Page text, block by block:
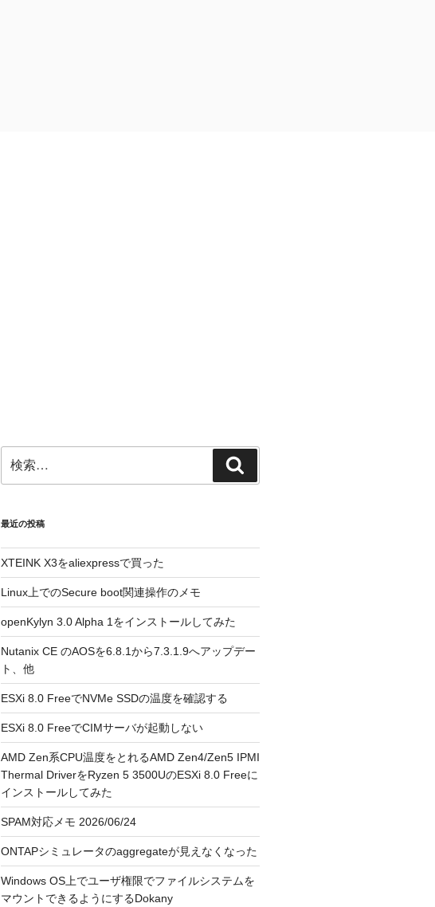
索:
索
最近の投稿
XTEINK X3をaliexpressで買った
Linux上でのSecure boot関連操作のメモ
openKylyn 3.0 Alpha 1をインストールしてみた
Nutanix CE のAOSを6.8.1から7.3.1.9へアップデー
ト、他
ESXi 8.0 FreeでNVMe SSDの温度を確認する
ESXi 8.0 FreeでCIMサーバが起動しない
AMD Zen系CPU温度をとれるAMD Zen4/Zen5 IPMI
Thermal DriverをRyzen 5 3500UのESXi 8.0 Freeに
インストールしてみた
SPAM対応メモ 2026/06/24
ONTAPシミュレータのaggregateが見えなくなった
Windows OS上でユーザ権限でファイルシステムを
マウントできるようにするDokany